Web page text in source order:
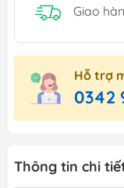
Giao
Hỗ trợ
0342
Thông tin chi